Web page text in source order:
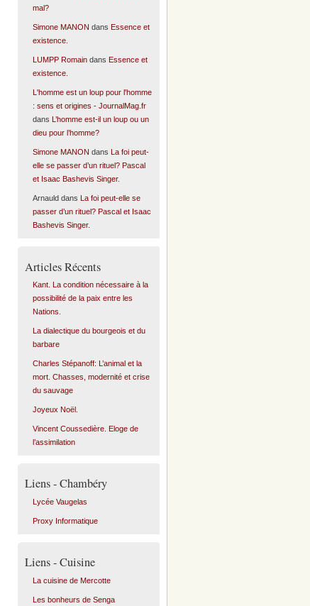
mal?
Simone MANON dans Essence et
existence.
LUMPP Romaindans Essence et
existence.
L'homme est un loup pour l'homme
: sens et origines - JournalMag.fr
dans
L’homme est-il un loup ou un
dieu pour l’homme?
Simone MANON dans
La foi peut-
elle se passer d’un rituel? Pascal
et Isaac Bashevis Singer.
Arnauld dans
La foi peut-elle se
passer d’un rituel? Pascal et Isaac
Bashevis Singer.
Articles Récents
Kant. La condition nécessaire à la
possibilité de la paix entre les
Nations.
La dialectique du bourgeois et du
barbare
Charles Stépanoff: L’animal et la
mort. Chasses, modernité et crise
du sauvage
Joyeux Noël.
Vincent Coussedière. Eloge de
l’assimilation
Liens - Chambéry
Lycée Vaugelas
Proxy Informatique
Liens - Cuisine
La cuisine de Mercotte
Les bonheurs de Senga